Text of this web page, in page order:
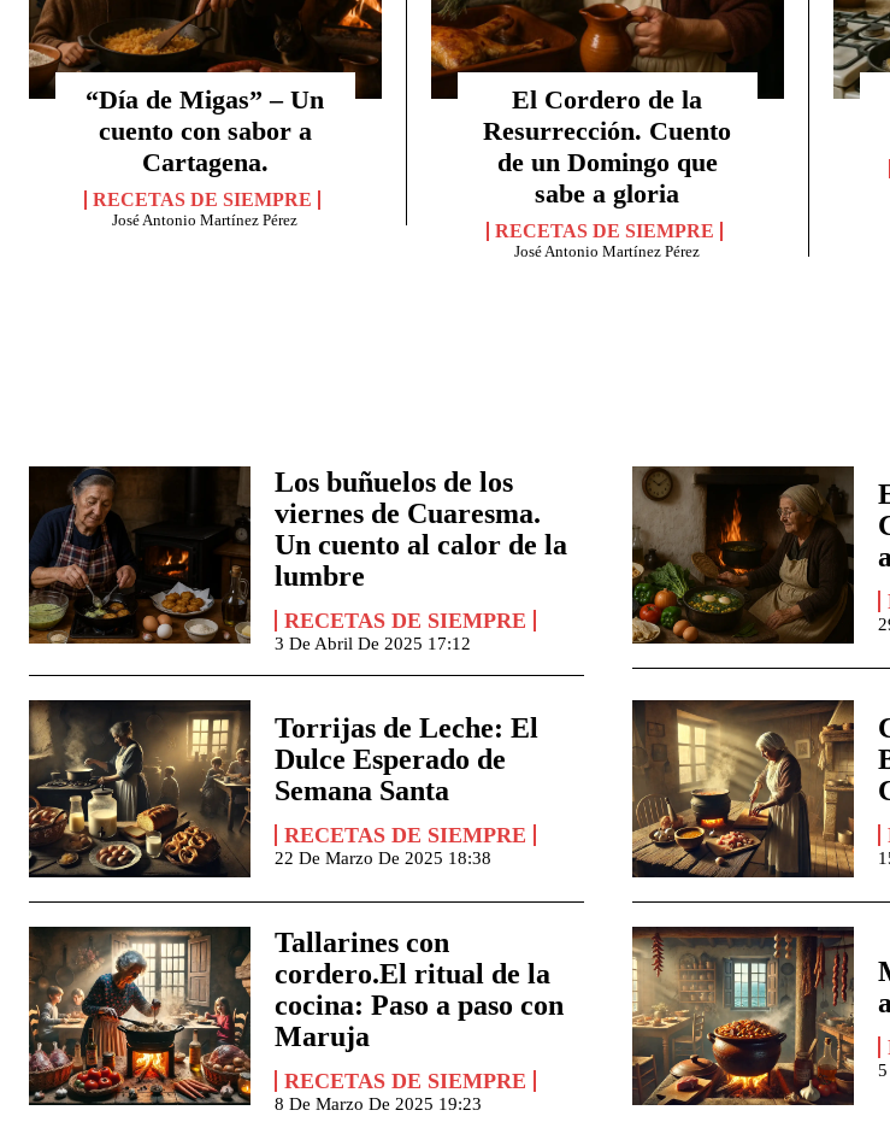
“Día de Migas” – Un
cuento con sabor a
Cartagena.
RECETAS DE SIEMPRE
José Antonio Martínez Pérez
El Cordero de la
Resurrección. Cuento
de un Domingo que
sabe a gloria
RECETAS DE SIEMPRE
José Antonio Martínez Pérez
Los buñuelos de los
viernes de Cuaresma.
Un cuento al calor de la
lumbre
RECETAS DE SIEMPRE
3 De Abril De 2025 17:12
Torrijas de Leche: El
Dulce Esperado de
Semana Santa
RECETAS DE SIEMPRE
22 De Marzo De 2025 18:38
Tallarines con
cordero.El ritual de la
cocina: Paso a paso con
Maruja
RECETAS DE SIEMPRE
8 De Marzo De 2025 19:23